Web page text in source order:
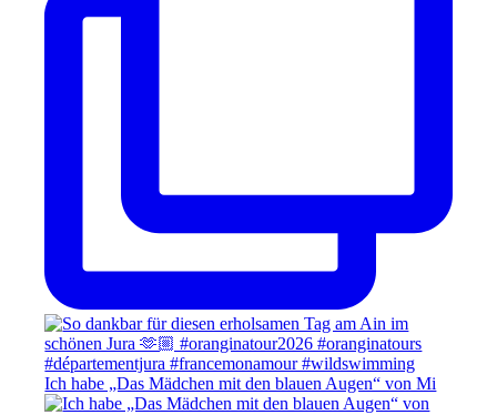
Ich habe „Das Mädchen mit den blauen Augen“ von Mi